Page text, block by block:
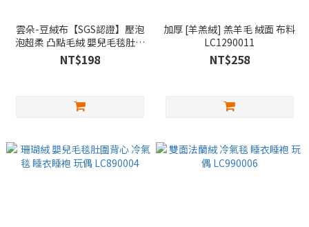
雲朵-豆絨布【SGS認證】壓泡
泡超柔 凸點毛絨 嬰兒毛毯肚圍
背心 冷氣毯 睡衣睡袍 玩偶
LC990008
NT$198
加厚 [羊羔絨] 羔羊毛 絨面 布料
LC1290011
NT$258